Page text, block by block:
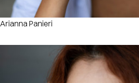
Arianna Panieri